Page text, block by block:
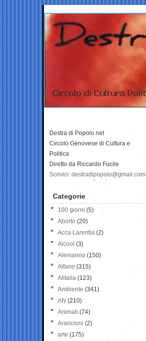
Destra di Popolo.net
Circolo Genovese di Cultura e
Politica
Diretto da Riccardo Fucile
Scrivici: destradipopolo@gmail.com
Categorie
100 giorni (5)
Aborto (20)
Acca Larentia (2)
Alcool (3)
Alemanno (150)
Alfano (315)
Alitalia (123)
Ambiente (341)
AN (210)
Animali (74)
Arancioni (2)
arte (175)